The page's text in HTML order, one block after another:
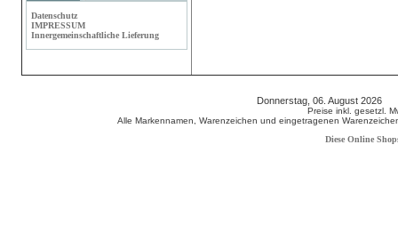
Datenschutz
IMPRESSUM
Innergemeinschaftliche Lieferung
Donnerstag, 06. August
Preise inkl. gesetzl.
Alle Markennamen, Warenzeichen und eingetragenen
Diese Online